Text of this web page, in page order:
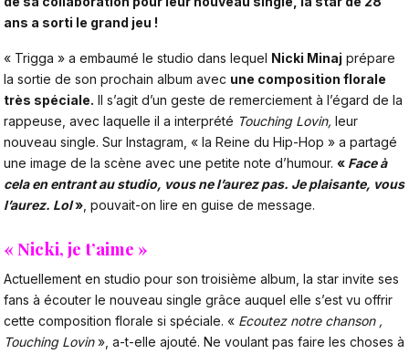
ans a sorti le grand jeu !
« Trigga » a embaumé le studio dans lequel Nicki Minaj prépare
la sortie de son prochain album avec une composition florale
très spéciale. Il s’agit d’un geste de remerciement à l’égard de la
rappeuse, avec laquelle il a interprété Touching Lovin, leur
nouveau single. Sur Instagram, « la Reine du Hip-Hop » a partagé
une image de la scène avec une petite note d’humour. « Face à
cela en entrant au studio, vous ne l’aurez pas. Je plaisante, vous
l’aurez. Lol», pouvait-on lire en guise de message.
« Nicki, je t’aime »
Actuellement en studio pour son troisième album, la star invite ses
fans à écouter le nouveau single grâce auquel elle s’est vu offrir
cette composition florale si spéciale. « Ecoutez notre chanson ,
Touching Lovin», a-t-elle ajouté. Ne voulant pas faire les choses à